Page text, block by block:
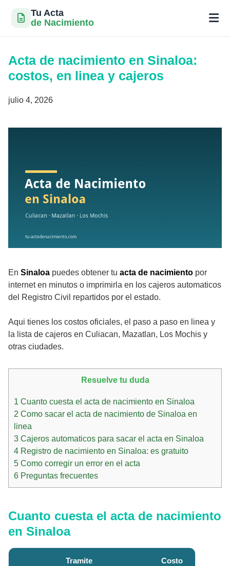
Tu Acta
de Nacimiento
contenido
Acta de nacimiento en Sinaloa:
costos, en linea y cajeros
julio 4, 2026
En Sinaloa puedes obtener tu acta de nacimiento por
internet en minutos o imprimirla en los cajeros automaticos
del Registro Civil repartidos por el estado.
Aqui tienes los costos oficiales, el paso a paso en linea y
la lista de cajeros en Culiacan, Mazatlan, Los Mochis y
otras ciudades.
Resuelve tu duda
1 Cuanto cuesta el acta de nacimiento en Sinaloa
2 Como sacar el acta de nacimiento de Sinaloa en
linea
3 Cajeros automaticos para sacar el acta en Sinaloa
4 Registro de nacimiento en Sinaloa: es gratuito
5 Como corregir un error en el acta
6 Preguntas frecuentes
Cuanto cuesta el acta de nacimiento
en Sinaloa
Tramite Costo